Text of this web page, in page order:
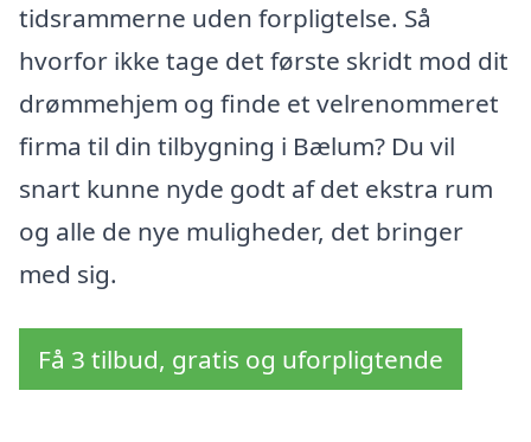
tidsrammerne uden forpligtelse. Så
hvorfor ikke tage det første skridt mod dit
drømmehjem og finde et velrenommeret
firma til din tilbygning i Bælum? Du vil
snart kunne nyde godt af det ekstra rum
og alle de nye muligheder, det bringer
med sig.
Få 3 tilbud, gratis og uforpligtende